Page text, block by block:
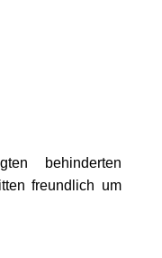
behinderten
freundlich um